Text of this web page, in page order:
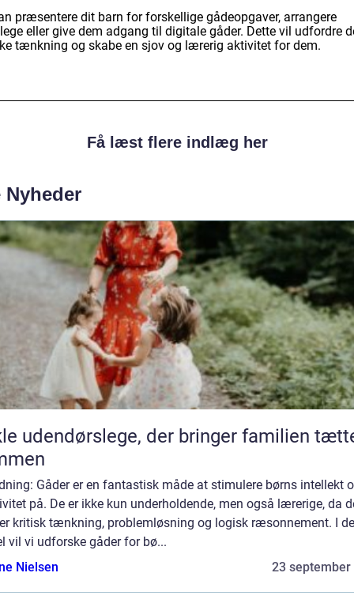
præsentere dit barn for forskellige gådeopgaver, arrangere
eller give dem adgang til digitale gåder. Dette vil udfordre
tænkning og skabe en sjov og lærerig aktivitet for dem.
Få læst flere indlæg her
Nyheder
udendørslege, der bringer familien
Gåder er en fantastisk måde at stimulere børns intellekt
på. De er ikke kun underholdende, men også lærerige, da
kritisk tænkning, problemløsning og logisk ræsonnement. I
vil vi udforske gåder for bø...
Nielsen
23 september